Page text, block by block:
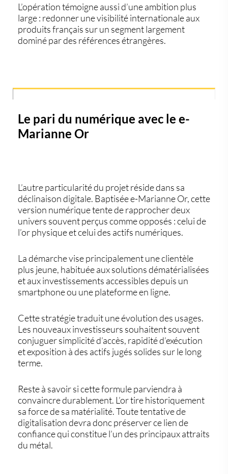
L’opération témoigne aussi d’une ambition plus
large : redonner une visibilité internationale aux
produits français sur un segment largement
dominé par des références étrangères.
Le pari du numérique avec le e-
Marianne Or
L’autre particularité du projet réside dans sa
déclinaison digitale. Baptiséee-Marianne Or, cette
version numérique tente de rapprocher deux
univers souvent perçus comme opposés : celui de
l’or physique et celui des actifs numériques.
La démarche vise principalement une clientèle
plus jeune, habituée aux solutions dématérialisées
et aux investissements accessibles depuis un
smartphone ou une plateforme en ligne.
Cette stratégie traduit une évolution des usages.
Les nouveaux investisseurs souhaitent souvent
conjuguer simplicité d’accès, rapidité d’exécution
et exposition à des actifs jugés solides sur le long
terme.
Reste à savoir si cette formule parviendra à
convaincre durablement. L’or tire historiquement
sa force de sa matérialité. Toute tentative de
digitalisation devra donc préserver ce lien de
confiance qui constitue l’un des principaux attraits
du métal.